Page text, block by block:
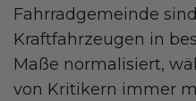
Fahrradgemeinde
Kraftfahrzeugen in
Maße normalisiert,
von Kritikern immer